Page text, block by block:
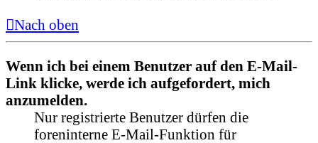
Nach oben
Wenn ich bei einem Benutzer auf den E-Mail-
Link klicke, werde ich aufgefordert, mich
anzumelden.
Nur registrierte Benutzer dürfen die
foreninterne E-Mail-Funktion für